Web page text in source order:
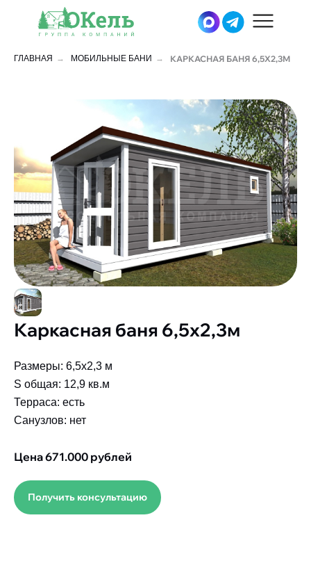
ГЛАВНАЯ → МОБИЛЬНЫЕ БАНИ → КАРКАСНАЯ БАНЯ 6,5Х2,3М
Каркасная баня 6,5х2,3м
Размеры: 6,5х2,3 м
S общая: 12,9 кв.м
Терраса: есть
Санузлов: нет
Цена 671.000 рублей
Получить консультацию